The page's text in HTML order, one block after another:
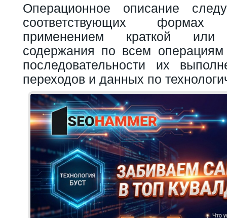
Операционное описание
соответствующих
применением краткой
содержания по всем операциям
последовательности их
переходов и данных по